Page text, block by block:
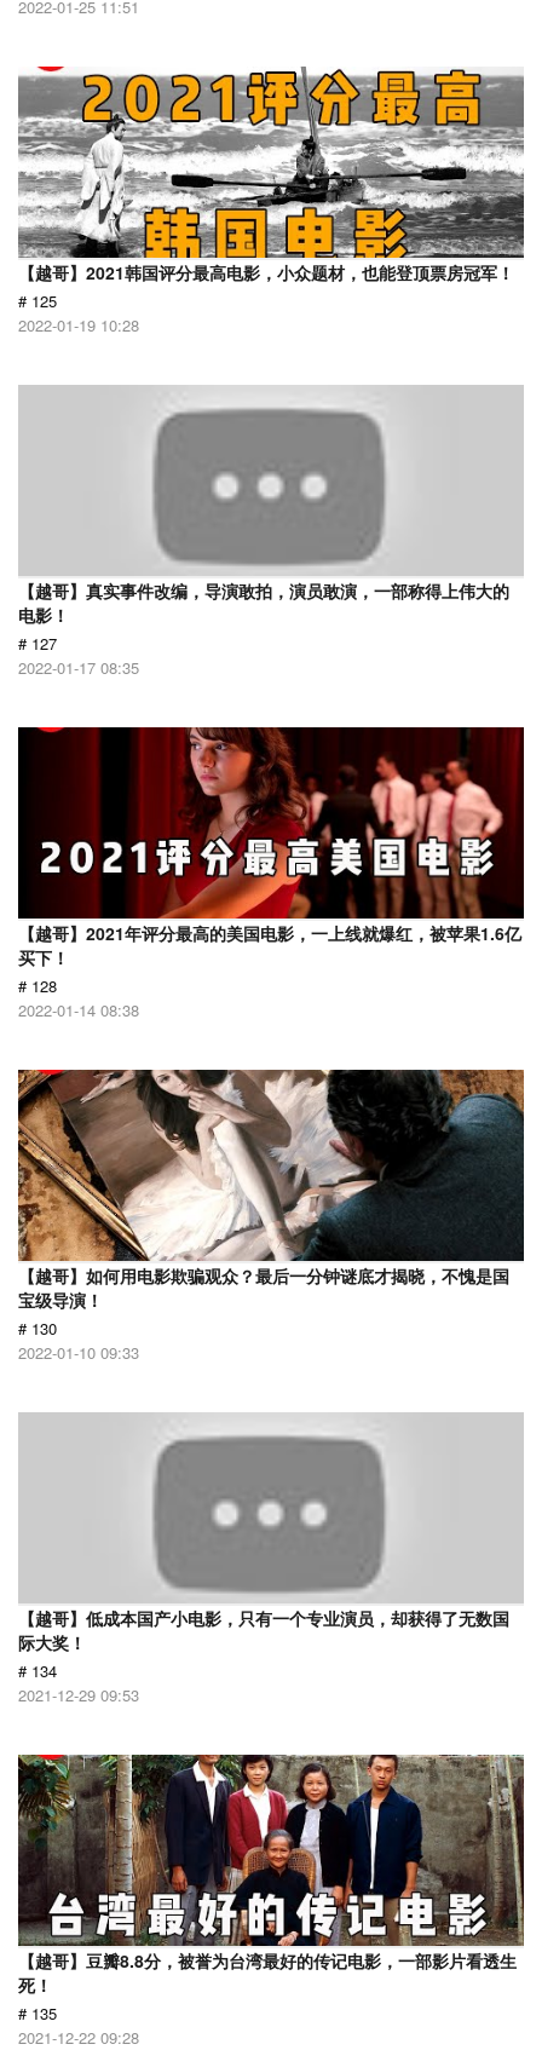
2022-01-25 11:51
【越哥】2021韩国评分最高电影，小众题材，也能登顶票房冠军！
# 125
2022-01-19 10:28
【越哥】真实事件改编，导演敢拍，演员敢演，一部称得上伟大的
电影！
# 127
2022-01-17 08:35
【越哥】2021年评分最高的美国电影，一上线就爆红，被苹果1.6亿
买下！
# 128
2022-01-14 08:38
【越哥】如何用电影欺骗观众？最后一分钟谜底才揭晓，不愧是国
宝级导演！
# 130
2022-01-10 09:33
【越哥】低成本国产小电影，只有一个专业演员，却获得了无数国
际大奖！
# 134
2021-12-29 09:53
【越哥】豆瓣8.8分，被誉为台湾最好的传记电影，一部影片看透生
死！
# 135
2021-12-22 09:28